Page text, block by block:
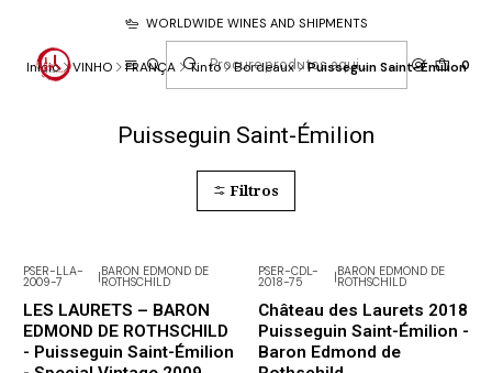
0
WORLDWIDE WINES AND SHIPMENTS
Início VINHO FRANÇA Tinto Bordeaux Puisseguin Saint-Émilion
Puisseguin Saint-Émilion
Filtros
PSER-LLA-
2009-7 |BARON EDMOND DE
ROTHSCHILD
LES LAURETS – BARON
EDMOND DE ROTHSCHILD
- Puisseguin Saint-Émilion
PSER-CDL-
2018-75 |BARON EDMOND DE
ROTHSCHILD
Château des Laurets 2018
Puisseguin Saint-Émilion -
Baron Edmond de